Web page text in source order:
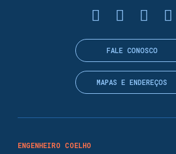
ENGENHEIRO COELHO
FALE CONOSCO
MAPAS E ENDEREÇOS